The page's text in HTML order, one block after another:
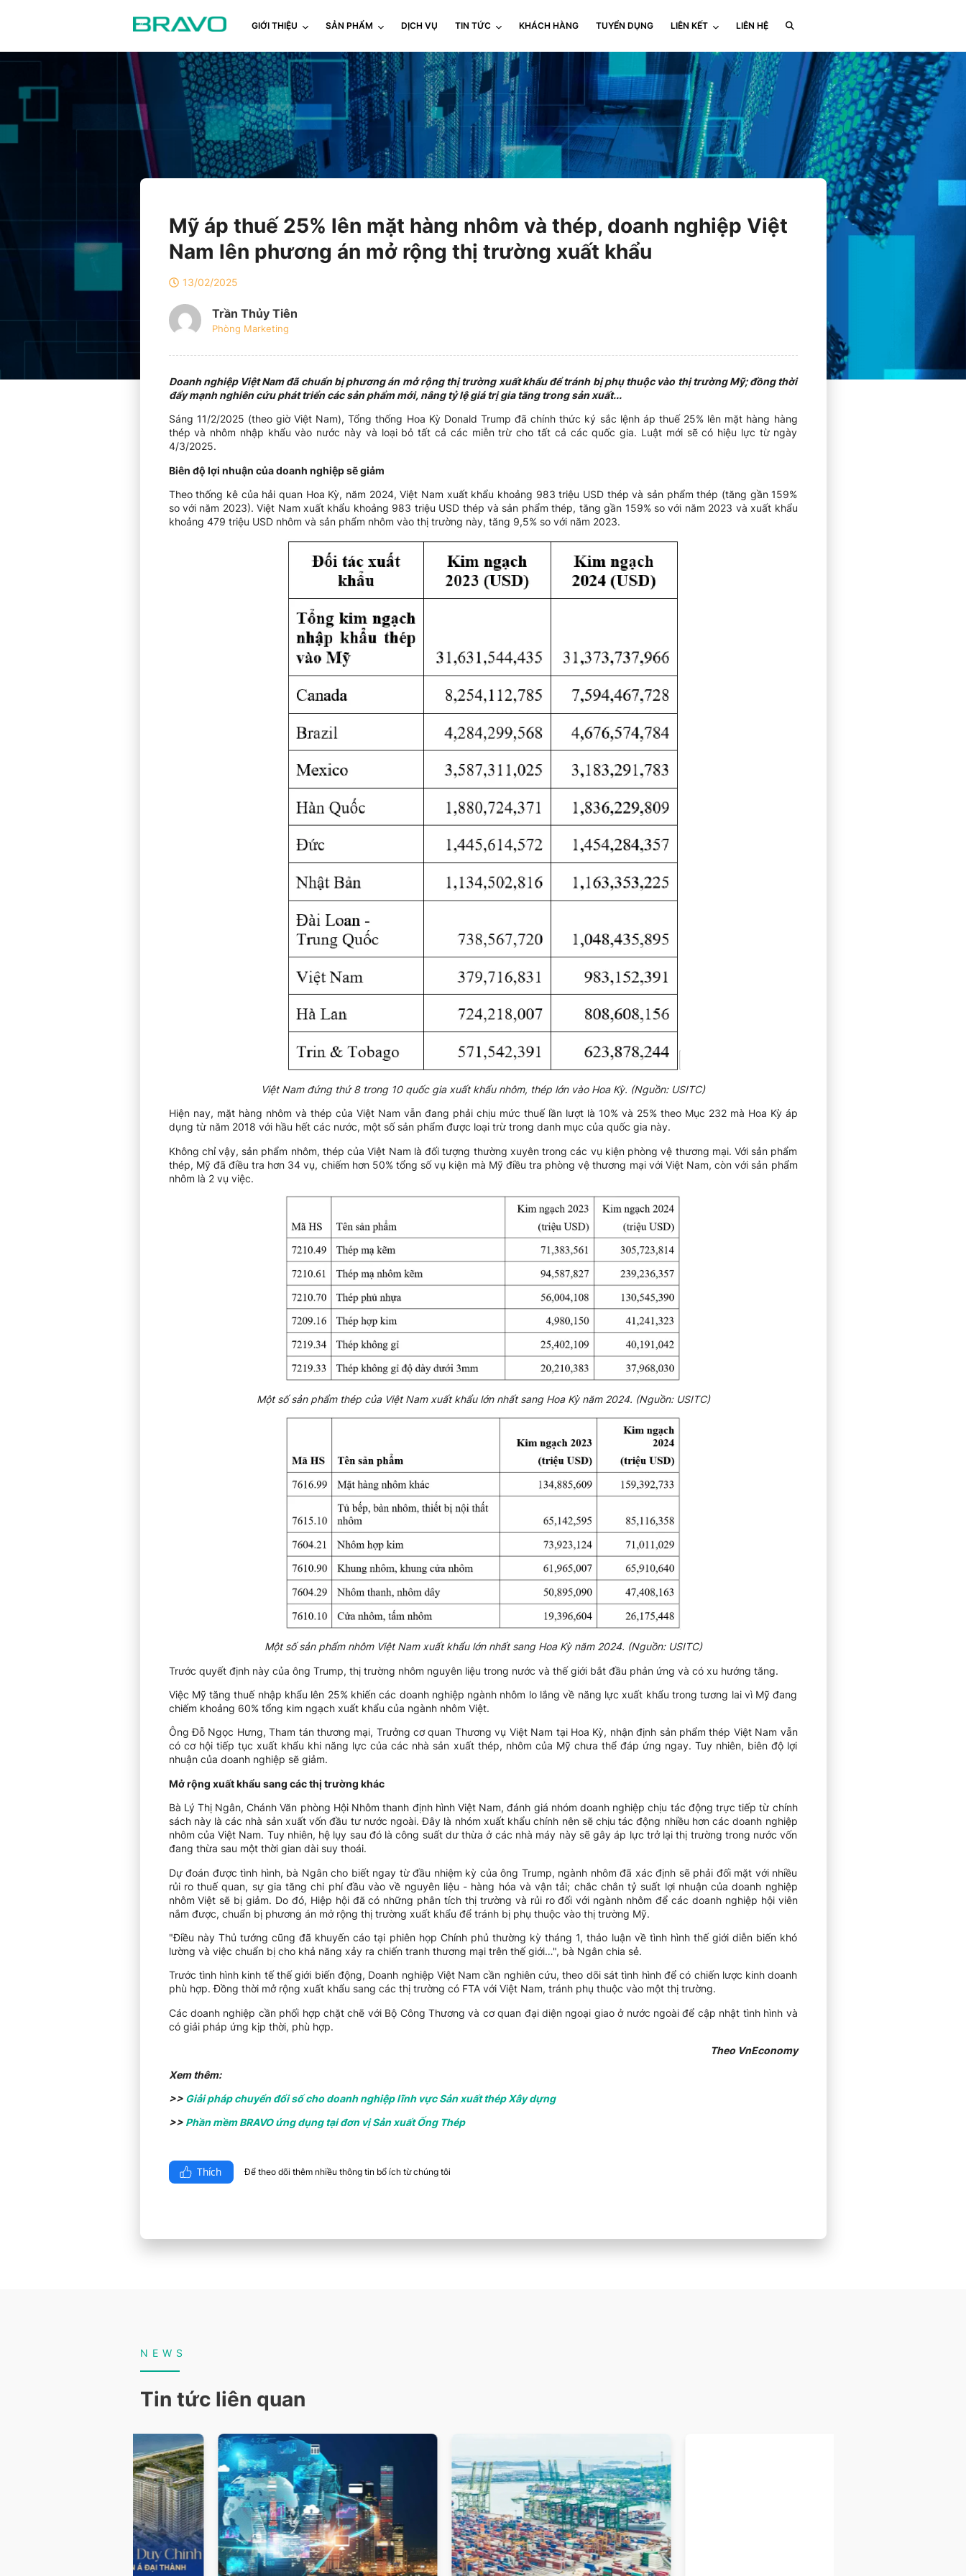
GIỚI THIỆU SẢN PHẨM DỊCH VỤ TIN TỨC KHÁCH HÀNG TUYỂN DỤNG LIÊN KẾT LIÊN HỆ
Mỹ áp thuế 25% lên mặt hàng nhôm và thép, doanh nghiệp Việt
Nam lên phương án mở rộng thị trường xuất khẩu
13/02/2025
Trần Thủy Tiên
Phòng Marketing
Doanh nghiệp Việt Nam đã chuẩn bị phương án mở rộng thị trường xuất khẩu để tránh bị phụ thuộc vào thị trường Mỹ; đồng thời
đẩy mạnh nghiên cứu phát triển các sản phẩm mới, nâng tỷ lệ giá trị gia tăng trong sản xuất...
Sáng 11/2/2025 (theo giờ Việt Nam), Tổng thống Hoa Kỳ Donald Trump đã chính thức ký sắc lệnh áp thuế 25% lên mặt hàng hàng
thép và nhôm nhập khẩu vào nước này và loại bỏ tất cả các miễn trừ cho tất cả các quốc gia. Luật mới sẽ có hiệu lực từ ngày
4/3/2025.
Biên độ lợi nhuận của doanh nghiệp sẽ giảm
Theo thống kê của hải quan Hoa Kỳ, năm 2024, Việt Nam xuất khẩu khoảng 983 triệu USD thép và sản phẩm thép (tăng gần 159%
so với năm 2023). Việt Nam xuất khẩu khoảng 983 triệu USD thép và sản phẩm thép, tăng gần 159% so với năm 2023 và xuất khẩu
khoảng 479 triệu USD nhôm và sản phẩm nhôm vào thị trường này, tăng 9,5% so với năm 2023.
Việt Nam đứng thứ 8 trong 10 quốc gia xuất khẩu nhôm, thép lớn vào Hoa Kỳ. (Nguồn: USITC)
Hiện nay, mặt hàng nhôm và thép của Việt Nam vẫn đang phải chịu mức thuế lần lượt là 10% và 25% theo Mục 232 mà Hoa Kỳ áp
dụng từ năm 2018 với hầu hết các nước, một số sản phẩm được loại trừ trong danh mục của quốc gia này.
Không chỉ vậy, sản phẩm nhôm, thép của Việt Nam là đối tượng thường xuyên trong các vụ kiện phòng vệ thương mại. Với sản phẩm
thép, Mỹ đã điều tra hơn 34 vụ, chiếm hơn 50% tổng số vụ kiện mà Mỹ điều tra phòng vệ thương mại với Việt Nam, còn với sản phẩm
nhôm là 2 vụ việc.
Một số sản phẩm thép của Việt Nam xuất khẩu lớn nhất sang Hoa Kỳ năm 2024. (Nguồn: USITC)
Một số sản phẩm nhôm Việt Nam xuất khẩu lớn nhất sang Hoa Kỳ năm 2024. (Nguồn: USITC)
Trước quyết định này của ông Trump, thị trường nhôm nguyên liệu trong nước và thế giới bắt đầu phản ứng và có xu hướng tăng.
Việc Mỹ tăng thuế nhập khẩu lên 25% khiến các doanh nghiệp ngành nhôm lo lắng về năng lực xuất khẩu trong tương lai vì Mỹ đang
chiếm khoảng 60% tổng kim ngạch xuất khẩu của ngành nhôm Việt.
Ông Đỗ Ngọc Hưng, Tham tán thương mại, Trưởng cơ quan Thương vụ Việt Nam tại Hoa Kỳ, nhận định sản phẩm thép Việt Nam vẫn
có cơ hội tiếp tục xuất khẩu khi năng lực của các nhà sản xuất thép, nhôm của Mỹ chưa thể đáp ứng ngay. Tuy nhiên, biên độ lợi
nhuận của doanh nghiệp sẽ giảm.
Mở rộng xuất khẩu sang các thị trường khác
Bà Lý Thị Ngân, Chánh Văn phòng Hội Nhôm thanh định hình Việt Nam, đánh giá nhóm doanh nghiệp chịu tác động trực tiếp từ chính
sách này là các nhà sản xuất vốn đầu tư nước ngoài. Đây là nhóm xuất khẩu chính nên sẽ chịu tác động nhiều hơn các doanh nghiệp
nhôm của Việt Nam. Tuy nhiên, hệ lụy sau đó là công suất dư thừa ở các nhà máy này sẽ gây áp lực trở lại thị trường trong nước vốn
đang thừa sau một thời gian dài suy thoái.
Dự đoán được tình hình, bà Ngân cho biết ngay từ đầu nhiệm kỳ của ông Trump, ngành nhôm đã xác định sẽ phải đối mặt với nhiều
rủi ro thuế quan, sự gia tăng chi phí đầu vào về nguyên liệu - hàng hóa và vận tải; chắc chắn tỷ suất lợi nhuận của doanh nghiệp
nhôm Việt sẽ bị giảm. Do đó, Hiệp hội đã có những phân tích thị trường và rủi ro đối với ngành nhôm để các doanh nghiệp hội viên
nắm được, chuẩn bị phương án mở rộng thị trường xuất khẩu để tránh bị phụ thuộc vào thị trường Mỹ.
"Điều này Thủ tướng cũng đã khuyến cáo tại phiên họp Chính phủ thường kỳ tháng 1, thảo luận về tình hình thế giới diễn biến khó
lường và việc chuẩn bị cho khả năng xảy ra chiến tranh thương mại trên thế giới…", bà Ngân chia sẻ.
Trước tình hình kinh tế thế giới biến động, Doanh nghiệp Việt Nam cần nghiên cứu, theo dõi sát tình hình để có chiến lược kinh doanh
phù hợp. Đồng thời mở rộng xuất khẩu sang các thị trường có FTA với Việt Nam, tránh phụ thuộc vào một thị trường.
Các doanh nghiệp cần phối hợp chặt chẽ với Bộ Công Thương và cơ quan đại diện ngoại giao ở nước ngoài để cập nhật tình hình và
có giải pháp ứng kịp thời, phù hợp.
Theo VnEconomy
Xem thêm:
>> Giải pháp chuyển đổi số cho doanh nghiệp lĩnh vực Sản xuất thép Xây dựng
>> Phần mềm BRAVO ứng dụng tại đơn vị Sản xuất Ống Thép
Thích Để theo dõi thêm nhiều thông tin bổ ích từ chúng tôi​
NEWS
Tin tức liên quan